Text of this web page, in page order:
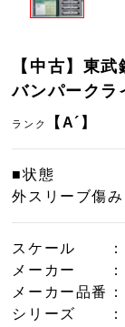
【中古】東
バンパークラ
ランク 【A´】
■状態
外スリーブ傷み
スケール
メーカー
メーカー品番
シリーズ
：